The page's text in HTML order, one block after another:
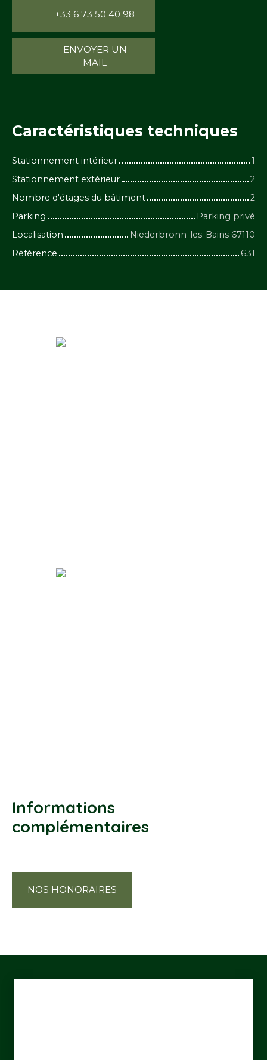
+33 6 73 50 40 98
ENVOYER UN
MAIL
Caractéristiques techniques
Stationnement intérieur
1
Stationnement extérieur
2
Nombre d'étages du bâtiment
2
Parking
Parking privé
Localisation
Niederbronn-les-Bains 67110
Référence
631
Informations
complémentaires
NOS HONORAIRES